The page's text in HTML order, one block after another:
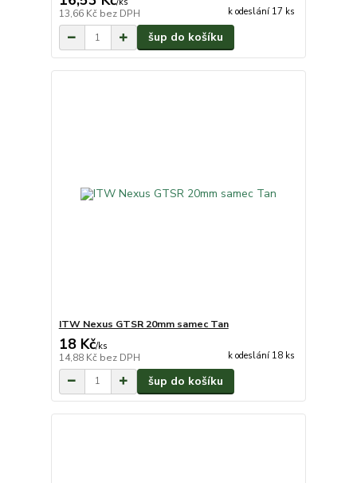
13,66 Kč bez DPH k odeslání 17 ks
šup do košíku
ITW Nexus GTSR 20mm samec Tan
18 Kč/ks
14,88 Kč bez DPH k odeslání 18 ks
šup do košíku